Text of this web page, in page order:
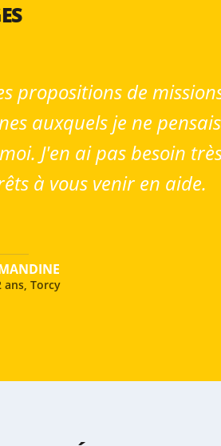
propositions de
auxquels je ne
J'en ai pas besoin
à vous venir en aide.
ans, Torcy